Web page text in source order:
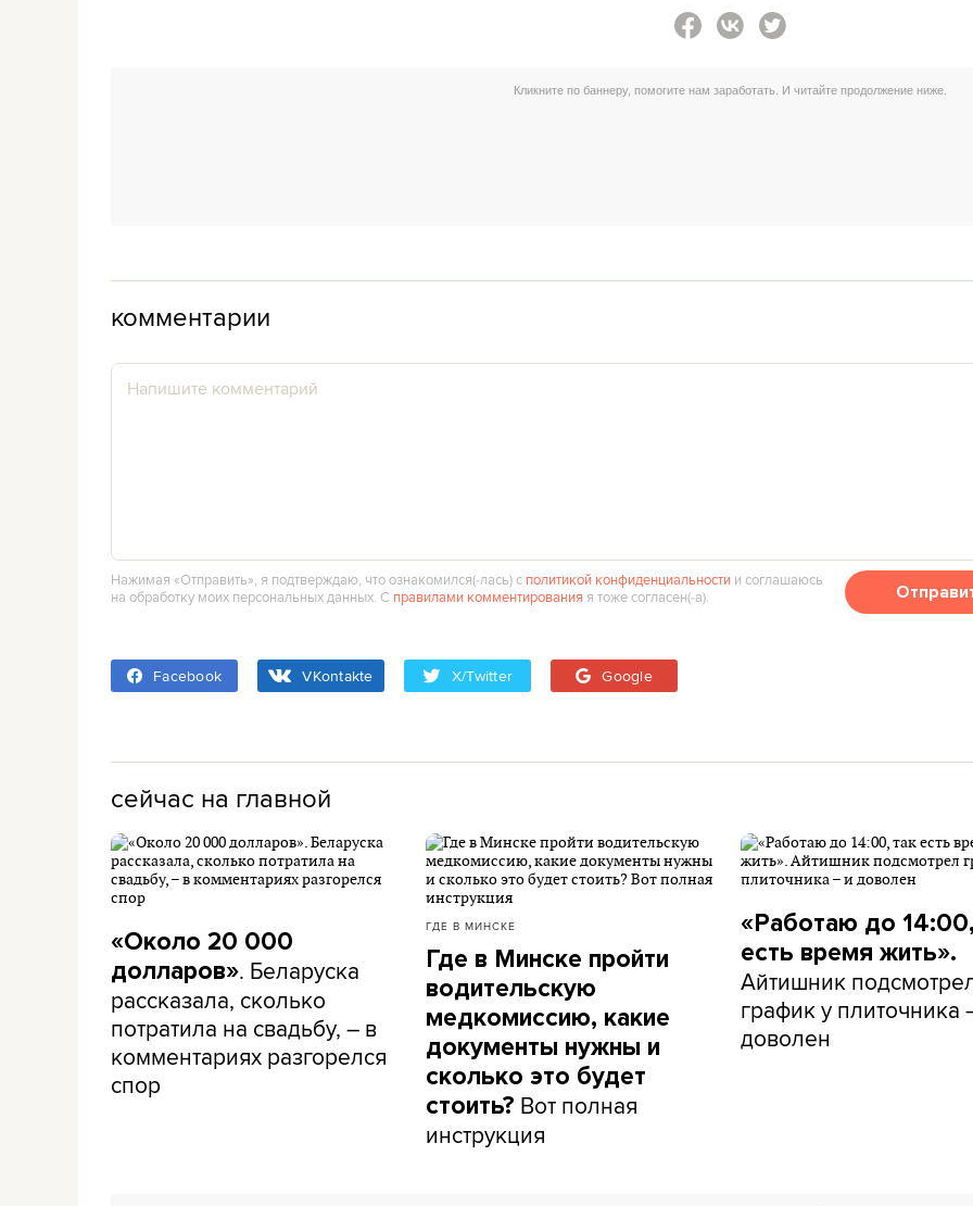
комментарии
Нажимая «Отправить», я подтверждаю, что ознакомился(‑лась) с политикой конфиденциальности и соглашаюсь
на обработку моих персональных данных. С правилами комментирования я тоже согласен(‑а).
Facebook VKontakte X/Twitter Google
сейчас на главной
«Около 20 000
долларов». Беларуска
рассказала, сколько
потратила на свадьбу, – в
комментариях разгорелся
спор
ГДЕ В МИНСКЕ
Где в Минске пройти
водительскую
медкомиссию, какие
документы нужны и
сколько это будет
стоить? Вот полная
инструкция
«Работаю до
есть время жить».
Айтишник
график у плиточника
доволен